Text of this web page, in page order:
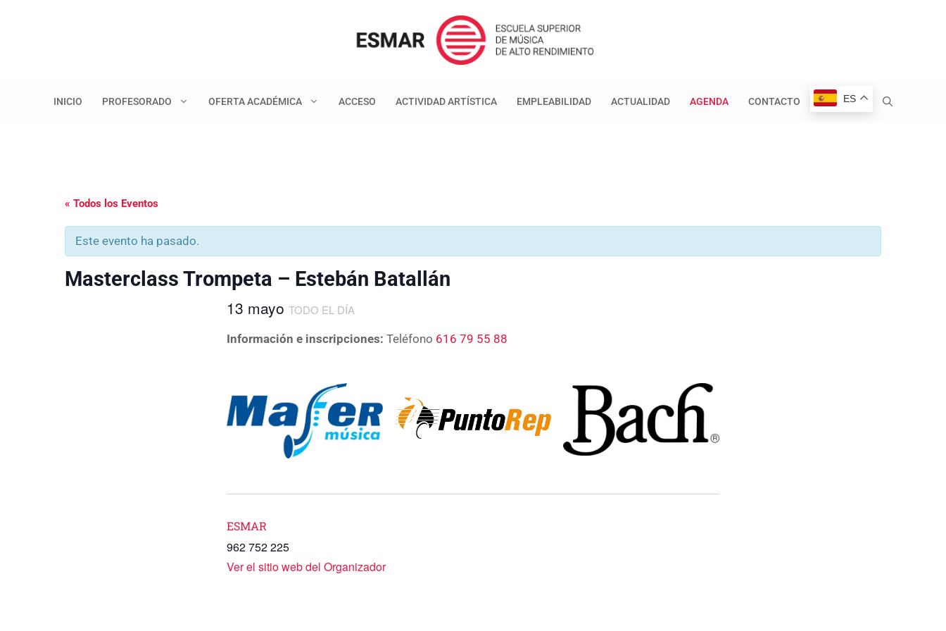
INICIO PROFESORADO OFERTA ACADÉMICA ACCESO ACTIVIDAD ARTÍSTICA EMPLEABILIDAD ACTUALIDAD AGENDA CONTACTO ES
« Todos los Eventos
Este evento ha pasado.
Masterclass Trompeta – Estebán Batallán
13 mayo TODO EL DÍA
Información e inscripciones: Teléfono 616 79 55 88
ESMAR
962 752 225
Ver el sitio web del Organizador